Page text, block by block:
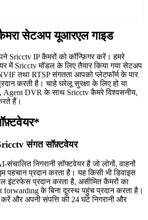
सेटअप यूआरएल गाइड
Sricctv IP कैमरों को कॉन्फ़िगर करें। हमरे
में Sricctv मॉडल के लिए तैयार किया गया सेटअप
तथा RTSP संगतता आपको प्लेटफॉर्म के पार
करती है। चाहे घरेलू सुरक्षा के लिए हो या
Agent DVR के साथ Sricctv कैमरे विश्वसनीय,
हैं।
संगत सॉफ़्टवेयर
निगरानी सॉफ्टवेयर है जो लोगों, वाहनों
पहचान प्रदान करता है। यह किसी भी डिवाइस
इंटरफेस प्रदान करता है, असीमित कैमरों का
के बिना दूरस्थ पहुंच प्रदान करता है।
और अपनी संपत्ति की 24 घंटे निगरानी और